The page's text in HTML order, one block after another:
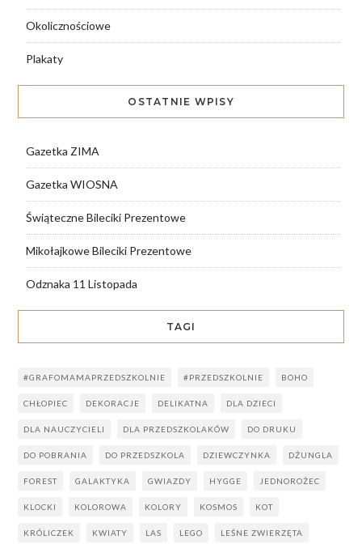
Okolicznościowe
Plakaty
OSTATNIE WPISY
Gazetka ZIMA
Gazetka WIOSNA
Świąteczne Bileciki Prezentowe
Mikołajkowe Bileciki Prezentowe
Odznaka 11 Listopada
TAGI
#GRAFOMAMAPRZEDSZKOLNIE #PRZEDSZKOLNIE BOHO
CHŁOPIEC DEKORACJE DELIKATNA DLA DZIECI
DLA NAUCZYCIELI DLA PRZEDSZKOLAKÓW DO DRUKU
DO POBRANIA DO PRZEDSZKOLA DZIEWCZYNKA DŻUNGLA
FOREST GALAKTYKA GWIAZDY HYGGE JEDNOROŻEC
KLOCKI KOLOROWA KOLORY KOSMOS KOT
KRÓLICZEK KWIATY LAS LEGO LEŚNE ZWIERZĘTA